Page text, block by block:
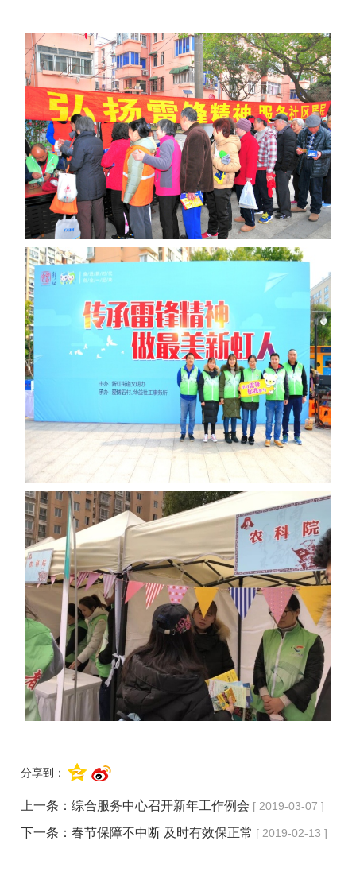
分享到：
上一条：综合服务中心召开新年工作例会 [ 2019-03-07 ]
下一条：春节保障不中断 及时有效保正常 [ 2019-02-13 ]